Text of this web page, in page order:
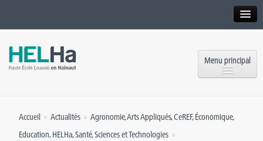
Formation continue et Recherche
Menu principal
Implantations
Accueil » Actualités » Agronomie,Arts Appliqués,CeREF,Économique,
Education,HELHa,Santé,Sciences et Technologies »